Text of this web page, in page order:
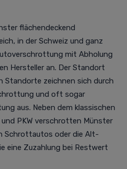
flächendeckend
in der Schweiz und ganz
mit Abholung
Hersteller an. Der Standort
Standorte zeichnen sich durch
und oft sogar
aus. Neben dem klassischen
PKW verschrotten Münster
Schrottautos oder die Alt-
eine Zuzahlung bei Restwert